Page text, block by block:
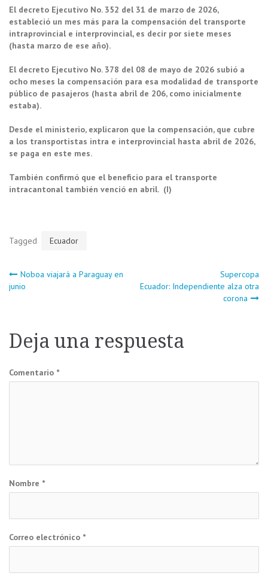
El decreto Ejecutivo No. 352 del 31 de marzo de 2026,
estableció un mes más para la compensación del transporte
intraprovincial e interprovincial, es decir por siete meses
(hasta marzo de ese año).
El decreto Ejecutivo No. 378 del 08 de mayo de 2026 subió a
ocho meses la compensación para esa modalidad de transporte
público de pasajeros (hasta abril de 206, como inicialmente
estaba).
Desde el ministerio, explicaron que la compensación, que cubre
a los transportistas intra e interprovincial hasta abril de 2026,
se paga en este mes.
También confirmó que el beneficio para el transporte
intracantonal también venció en abril. (I)
Tagged Ecuador
Navegación
entradas
Noboa viajará a Paraguay en
junio
Supercopa
Ecuador: Independiente alza otra
corona
Deja una respuesta
Comentario *
Nombre *
Correo electrónico *